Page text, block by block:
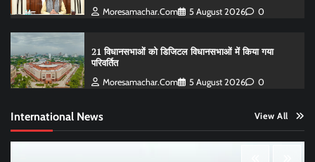
Moresamachar.com 5 August 2026 0
21 विधानसभाओं को डिजिटल विधानसभाओं में किया गया
परिवर्तित
Moresamachar.com 5 August 2026 0
International News View All